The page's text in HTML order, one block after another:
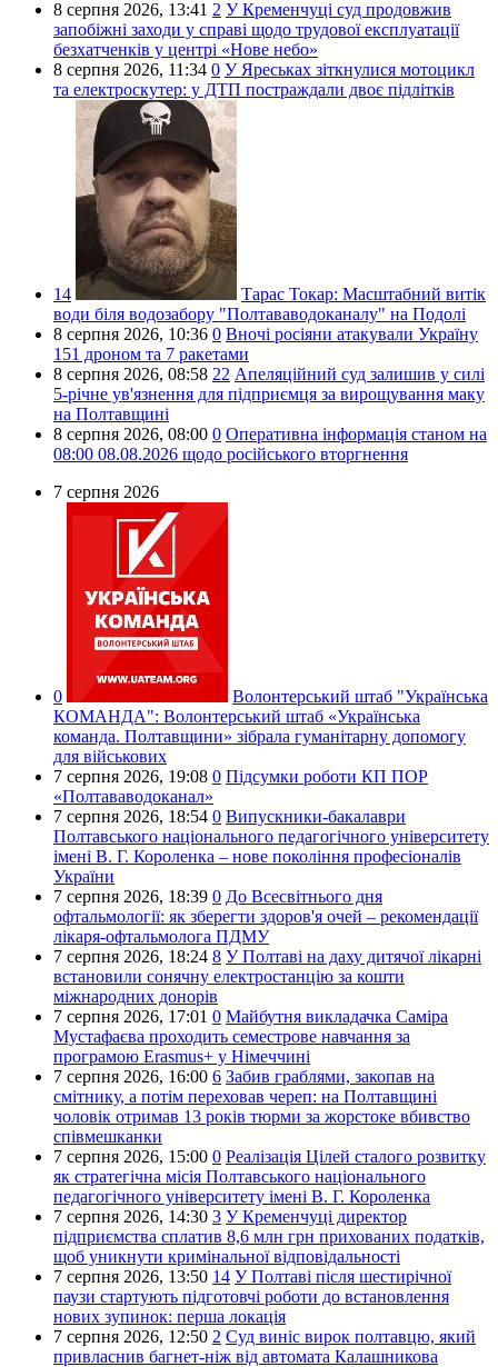
8 серпня 2026, 13:41 2 У Кременчуці суд продовжив
запобіжні заходи у справі щодо трудової експлуатації
безхатченків у центрі «Нове небо»
8 серпня 2026, 11:34 0 У Яреськах зіткнулися мотоцикл
та електроскутер: у ДТП постраждали двоє підлітків
14 Тарас Токар: Масштабний витік
води біля водозабору "Полтававодоканалу" на Подолі
8 серпня 2026, 10:36 0 Вночі росіяни атакували Україну
151 дроном та 7 ракетами
8 серпня 2026, 08:58 22 Апеляційний суд залишив у силі
5-річне ув'язнення для підприємця за вирощування маку
на Полтавщині
8 серпня 2026, 08:00 0 Оперативна інформація станом на
08:00 08.08.2026 щодо російського вторгнення
7 серпня 2026
0
Волонтерський штаб "Українська
КОМАНДА": Волонтерський штаб «Українська
команда. Полтавщини» зібрала гуманітарну допомогу
для військових
7 серпня 2026, 19:08 0 Підсумки роботи КП ПОР
«Полтававодоканал»
7 серпня 2026, 18:54 0 Випускники-бакалаври
Полтавського національного педагогічного університету
імені В. Г. Короленка – нове покоління професіоналів
України
7 серпня 2026, 18:39 0 До Всесвітнього дня
офтальмології: як зберегти здоров'я очей – рекомендації
лікаря-офтальмолога ПДМУ
7 серпня 2026, 18:24 8 У Полтаві на даху дитячої лікарні
встановили сонячну електростанцію за кошти
міжнародних донорів
7 серпня 2026, 17:01 0 Майбутня викладачка Саміра
Мустафаєва проходить семестрове навчання за
програмою Erasmus+ у Німеччині
7 серпня 2026, 16:00 6 Забив граблями, закопав на
смітнику, а потім переховав череп: на Полтавщині
чоловік отримав 13 років тюрми за жорстоке вбивство
співмешканки
7 серпня 2026, 15:00 0 Реалізація Цілей сталого розвитку
як стратегічна місія Полтавського національного
педагогічного університету імені В. Г. Короленка
7 серпня 2026, 14:30 3 У Кременчуці директор
підприємства сплатив 8,6 млн грн прихованих податків,
щоб уникнути кримінальної відповідальності
7 серпня 2026, 13:50 14 У Полтаві після шестирічної
паузи стартують підготовчі роботи до встановлення
нових зупинок: перша локація
7 серпня 2026, 12:50 2 Суд виніс вирок полтавцю, який
привласнив багнет-ніж від автомата Калашникова